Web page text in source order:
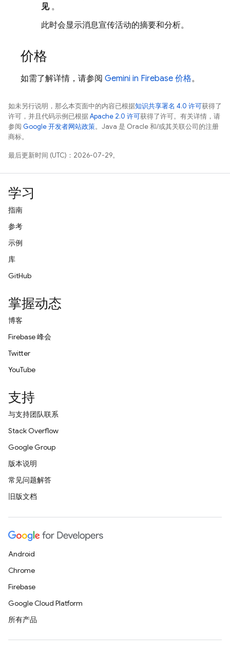
见。
此时会显示消息宣传活动的摘要和分析。
价格
如需了解详情，请参阅 Gemini in Firebase 价格。
如未另行说明，那么本页面中的内容已根据知识共享署名 4.0 许可获得了
许可，并且代码示例已根据Apache 2.0 许可获得了许可。有关详情，请
参阅 Google 开发者网站政策。Java 是 Oracle 和/或其关联公司的注册
商标。
最后更新时间 (UTC)：2026-07-29。
学习
指南
参考
示例
库
GitHub
掌握动态
博客
Firebase 峰会
Twitter
YouTube
支持
与支持团队联系
Stack Overflow
Google Group
版本说明
常见问题解答
旧版文档
Android
Chrome
Firebase
Google Cloud Platform
所有产品